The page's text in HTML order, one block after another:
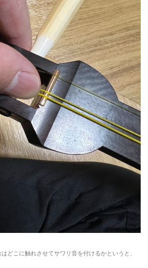
どこに触れさせてサワリ音を付けるかというと、